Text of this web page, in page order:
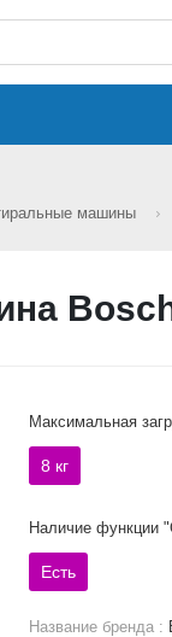
машины
Максимальная
8 кг
Наличие функции
Есть
Название бренда :